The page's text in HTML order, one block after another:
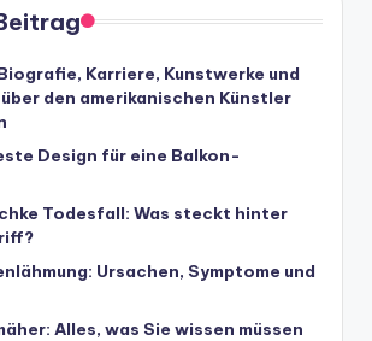
Karriere, Kunstwerke und
den amerikanischen Künstler
Design für eine Balkon-
Todesfall: Was steckt hinter
Ursachen, Symptome und
Alles, was Sie wissen müssen